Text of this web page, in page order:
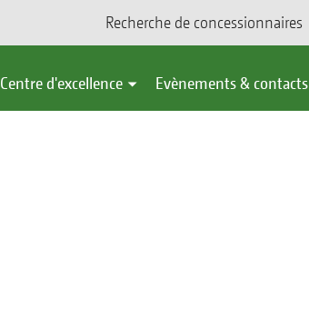
Recherche de concessionnaires
Centre d'excellence Evènements & contacts